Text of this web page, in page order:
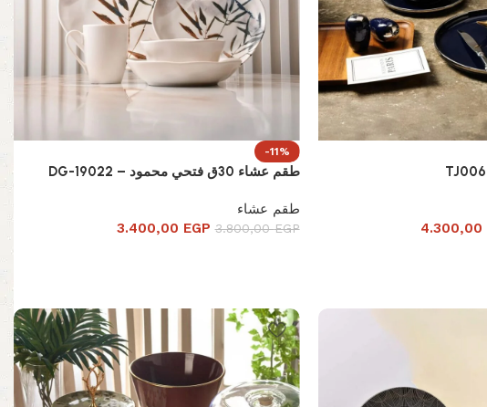
4.300,00
-11%
طقم عشاء 30ق فتحي محمود – DG-19022
طقم عشاء
3.800,00EGP
3.400,00 EGP